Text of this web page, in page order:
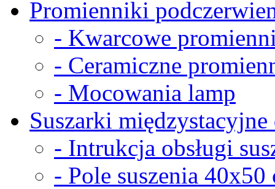
Promienniki
- Kwarcowe
- Ceramiczne
- Mocowania lamp
Suszarki
- Intrukcja obsługi
- Pole suszenia 40x50